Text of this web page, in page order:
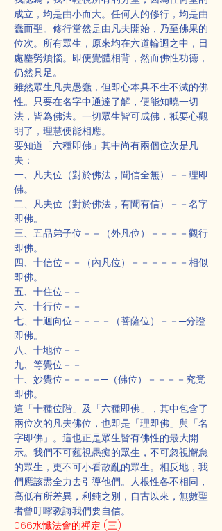
成立，均是由小而大。任何人的修行，均是由
蠢而聖。修行當然是由凡夫開始，乃至佛果的
位次。所有眾生，原來均在六道輪迴之中，日
處塵勞煩惱。即便覺體相背，然而佛性功德，
仍然具足。
雖然眾生凡夫愚蠢，但即心本具不生不滅的佛
性。只要在名字中通達了解，便能知曉一切
法，皆為佛法。一切眾生皆可成佛，祇要心觀
明了，理慧便能相應。
要知道「六種即佛」其中尚有兩個位次是凡
夫：
一、凡夫位（對於佛法，聞信全無）－－理即
佛。
二、凡夫位（對於佛法，有聞有信）－－名字
即佛。
三、五品弟子位－－（外凡位）－－－－觀行
即佛。
四、十信位－－（內凡位）－－－－－－相似
即佛。
五、十住位－－
六、十行位－－
七、十迴向位－－－－（菩薩位）－－─分證
即佛。
八、十地位－－
九、等覺位－－
十、妙覺位－－－－─（佛位）－－－－究竟
即佛。
這「十種位階」及「六種即佛」，其中包含了
兩位次的凡夫佛位，也即是「理即佛」與「名
字即佛」。這也正是眾生皆有佛性的最大開
示。我們不可藐視愚痴的眾生，不可忽視懈怠
的眾生，更不可小看散亂的眾生。相反地，我
們應該盡全力去引導他們。人根性各不相同，
高低有所差異，利鈍之別，自古以來，無數聖
者曾叮嚀教誨我們要自信。
066水懺法會的禪定 (三)